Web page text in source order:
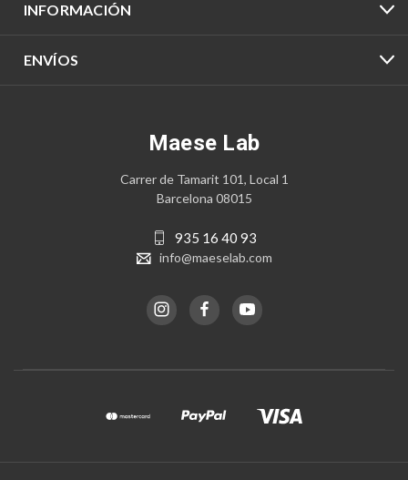
INFORMACIÓN
ENVÍOS
Maese Lab
Carrer de Tamarit 101, Local 1
Barcelona 08015
935 16 40 93
info@maeselab.com